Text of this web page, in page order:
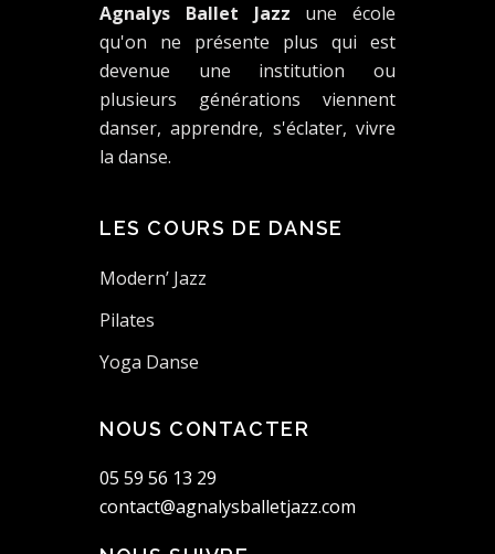
Agnalys Ballet Jazz une école
qu'on ne présente plus qui est
devenue une institution ou
plusieurs générations viennent
danser, apprendre, s'éclater, vivre
la danse.
LES COURS DE DANSE
Modern’ Jazz
Pilates
Yoga Danse
NOUS CONTACTER
05 59 56 13 29
contact@agnalysballetjazz.com